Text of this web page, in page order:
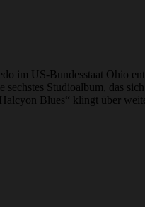
im US-Bundesstaat Ohio
Studioalbum, das
Blues“ klingt über